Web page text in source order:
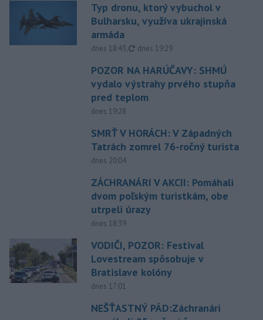
Typ dronu, ktorý vybuchol v
Bulharsku, využíva ukrajinská
armáda
dnes 18:43, aktualizované
dnes 19:29
POZOR NA HARÚČAVY: SHMÚ
vydalo výstrahy prvého stupňa
pred teplom
dnes 19:28
SMRŤ V HORÁCH: V Západných
Tatrách zomrel 76-ročný turista
dnes 20:04
ZÁCHRANÁRI V AKCII: Pomáhali
dvom poľským turistkám, obe
utrpeli úrazy
dnes 18:39
VODIČI, POZOR: Festival
Lovestream spôsobuje v
Bratislave kolóny
dnes 17:01
NEŠŤASTNÝ PÁD:Záchranári